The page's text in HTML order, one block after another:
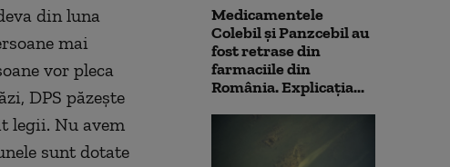
din luna
mai
vor pleca
DPS păzeşte
legii. Nu avem
sunt dotate
Medicamentele
Colebil și Panzcebil au
fost retrase din
farmaciile din
România. Explicația...